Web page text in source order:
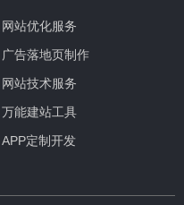
网站优化服务
广告落地页制作
网站技术服务
万能建站工具
APP定制开发